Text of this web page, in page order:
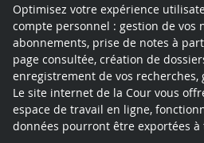
Optimisez votre expérience
compte personnel : gestion de vos
abonnements, prise de notes à
page consultée, création de
enregistrement de vos
Le site internet de la Cour vous
espace de travail en ligne,
données pourront être exportées